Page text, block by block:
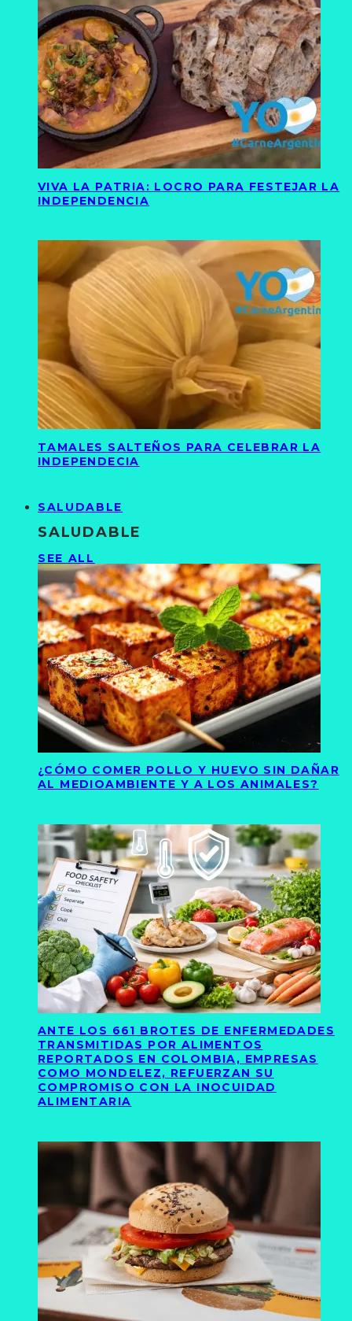
VIVA LA PATRIA: LOCRO PARA FESTEJAR LA
INDEPENDENCIA
TAMALES SALTEÑOS PARA CELEBRAR LA
INDEPENDECIA
SALUDABLE
SALUDABLE
SEE ALL
¿CÓMO COMER POLLO Y HUEVO SIN DAÑAR
AL MEDIOAMBIENTE Y A LOS ANIMALES?
ANTE LOS 661 BROTES DE ENFERMEDADES
TRANSMITIDAS POR ALIMENTOS
REPORTADOS EN COLOMBIA, EMPRESAS
COMO MONDELEZ, REFUERZAN SU
COMPROMISO CON LA INOCUIDAD
ALIMENTARIA